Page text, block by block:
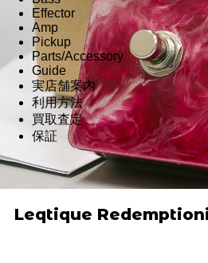
Effector
Amp
Pickup
Parts/Accessory
Guide
実店舗案内
利用方法
買取査定
保証
Leqtique